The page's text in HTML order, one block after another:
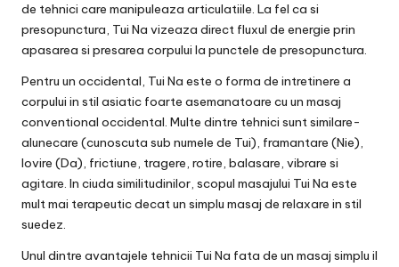
de tehnici care manipuleaza articulatiile. La fel ca si
presopunctura, Tui Na vizeaza direct fluxul de energie prin
apasarea si presarea corpului la punctele de presopunctura.
Pentru un occidental, Tui Na este o forma de intretinere a
corpului in stil asiatic foarte asemanatoare cu un masaj
conventional occidental. Multe dintre tehnici sunt similare-
alunecare (cunoscuta sub numele de Tui), framantare (Nie),
lovire (Da), frictiune, tragere, rotire, balasare, vibrare si
agitare. In ciuda similitudinilor, scopul masajului Tui Na este
mult mai terapeutic decat un simplu masaj de relaxare in stil
suedez.
Unul dintre avantajele tehnicii Tui Na fata de un masaj simplu il